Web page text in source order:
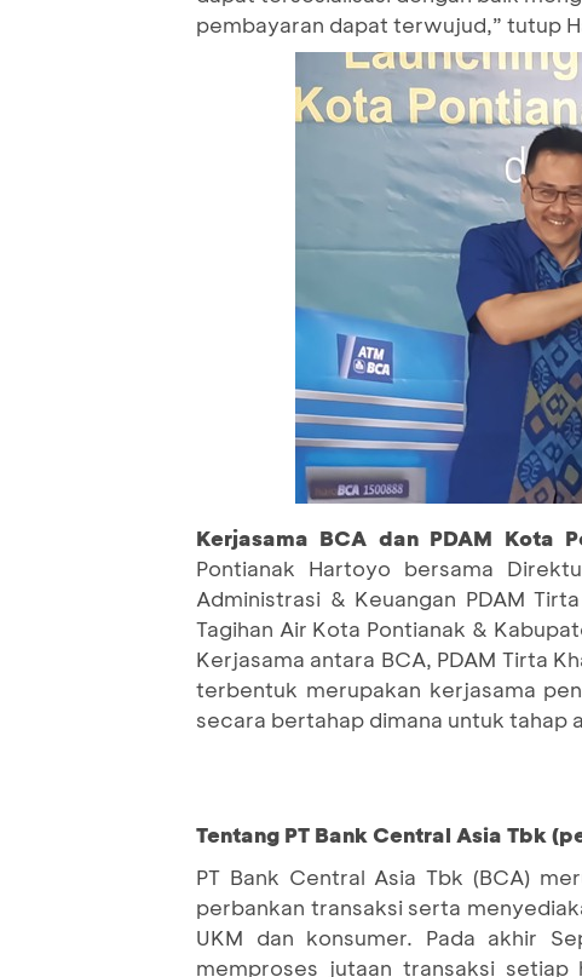
pembayaran dapat terwujud,” tutup
Kerjasama BCA dan PDAM Kota
Pontianak Hartoyo bersama
Administrasi & Keuangan PDAM
Tagihan Air Kota Pontianak &
Kerjasama antara BCA, PDAM Tirta
terbentuk merupakan kerjasama
secara bertahap dimana untuk tahap
Tentang PT Bank Central Asia Tbk
PT Bank Central Asia Tbk (BCA)
perbankan transaksi serta
UKM dan konsumer. Pada akhir
memproses jutaan transaksi